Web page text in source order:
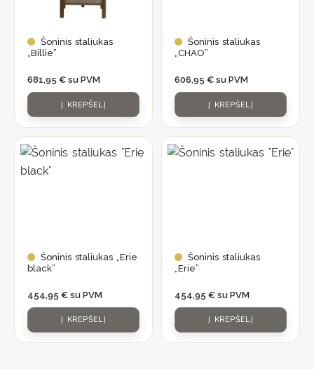
Šoninis staliukas
„Billie”
681,95 € su PVM
Į KREPŠELĮ
Šoninis staliukas
„CHAO”
606,95 € su PVM
Į KREPŠELĮ
Šoninis staliukas „Erie
black”
454,95 € su PVM
Į KREPŠELĮ
Šoninis staliukas
„Erie”
454,95 € su PVM
Į KREPŠELĮ